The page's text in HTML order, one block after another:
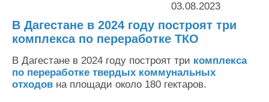
03.08.2023
В Дагестане в 2024 году построят три
комплекса по переработке ТКО
В Дагестане в 2024 году построят три комплекса
по переработке твердых коммунальных
отходов на площади около 180 гектаров.